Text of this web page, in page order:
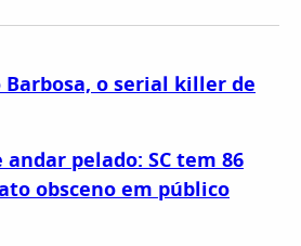
Barbosa, o serial killer de
andar pelado: SC tem 86
obsceno em público